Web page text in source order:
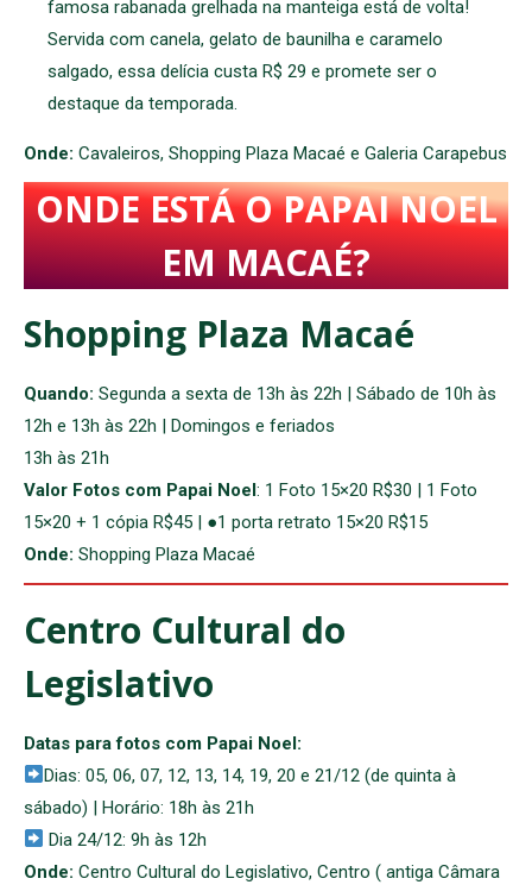
famosa rabanada grelhada na manteiga está de volta!
Servida com canela, gelato de baunilha e caramelo
salgado, essa delícia custa R$ 29 e promete ser o
destaque da temporada.
Onde: Cavaleiros, Shopping Plaza Macaé e Galeria Carapebus
ONDE ESTÁ O PAPAI NOEL
EM MACAÉ?
Shopping Plaza Macaé
Quando: Segunda a sexta de 13h às 22h | Sábado de 10h às
12h e 13h às 22h | Domingos e feriados
13h às 21h
Valor Fotos com Papai Noel: 1 Foto 15×20 R$30 | 1 Foto
15×20 + 1 cópia R$45 | ●1 porta retrato 15×20 R$15
Onde: Shopping Plaza Macaé
Centro Cultural do
Legislativo
Datas para fotos com Papai Noel:
Dias: 05, 06, 07, 12, 13, 14, 19, 20 e 21/12 (de quinta à
sábado) | Horário: 18h às 21h
Dia 24/12: 9h às 12h
Onde: Centro Cultural do Legislativo, Centro ( antiga Câmara